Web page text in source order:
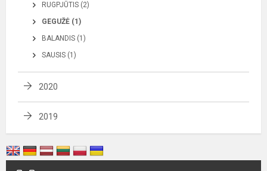
RUGPJŪTIS (2)
GEGUŽĖ (1)
BALANDIS (1)
SAUSIS (1)
2020
2019